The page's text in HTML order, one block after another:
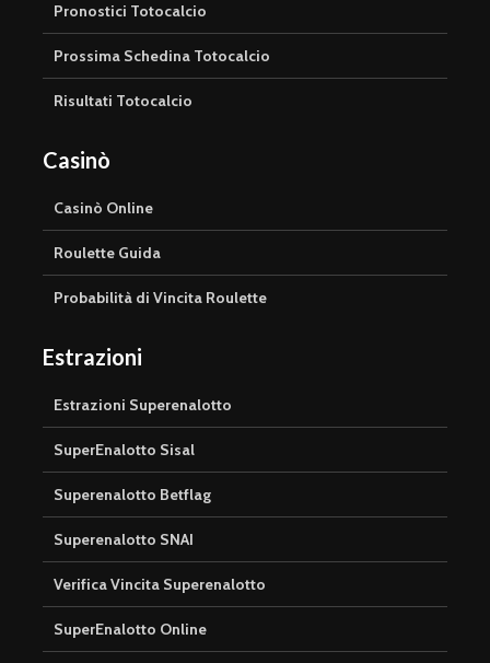
Pronostici Totocalcio
Prossima Schedina Totocalcio
Risultati Totocalcio
Casinò
Casinò Online
Roulette Guida
Probabilità di Vincita Roulette
Estrazioni
Estrazioni Superenalotto
SuperEnalotto Sisal
Superenalotto Betflag
Superenalotto SNAI
Verifica Vincita Superenalotto
SuperEnalotto Online